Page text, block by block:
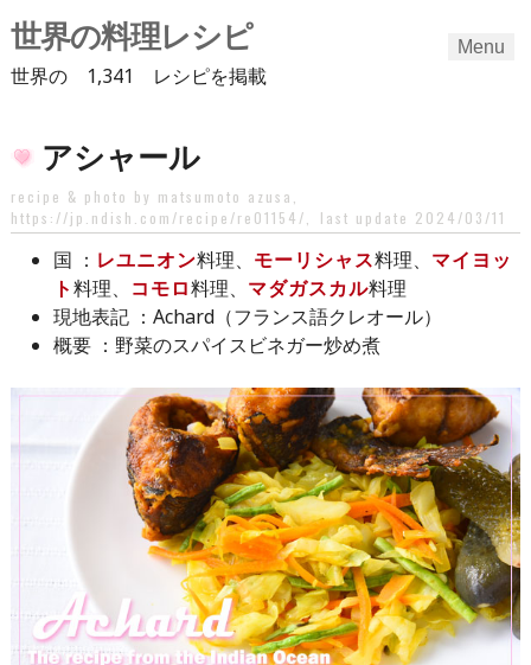
世界の料理レシピ
世界の 1,341 レシピを掲載
Menu
to アシャール
recipe & photo by matsumoto azusa,
https://jp.ndish.com/recipe/re01154/
last update 2024/03/11
国 ： レユニオン料理、 モーリシャス料理、 マイヨッ
ト料理、 コモロ料理、 マダガスカル料理
現地表記 ：Achard（フランス語クレオール）
概要 ：野菜のスパイスビネガー炒め煮